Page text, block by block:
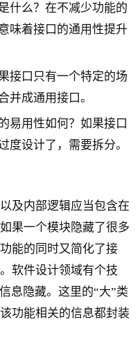
什么？在不减少功能的
味着接口的通用性提升
接口只有一个特定的场
并成通用接口。
易用性如何？如果接口
度设计了，需要拆分。
及内部逻辑应当包含在
果一个模块隐藏了很多
能的同时又简化了接
软件设计领域有个技
息隐藏。这里的“大”类
功能相关的信息都封装